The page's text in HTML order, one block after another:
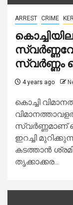
ARREST CRIME
സ്വര്‍ണ്ണം
4 years ago
കൊച്ചി
സ്വര്‍ണ്ണമാണ്
ഇറച്ചി
കടത്താന്‍
തൃക്കാക്കര...